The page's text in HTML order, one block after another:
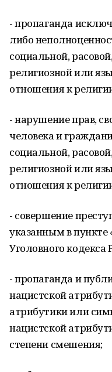
- пропаганда
либо
социальной,
религиозной или
отношения к
- нарушение прав,
человека и
социальной,
религиозной или
отношения к
- совершение
указанным в пункте
Уголовного
- пропаганда и
нацистской
атрибутики или
нацистской
степени смешения;